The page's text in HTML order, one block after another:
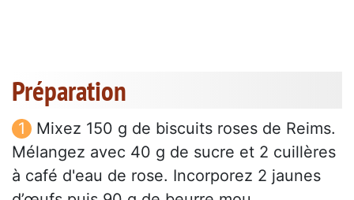
Préparation
Mixez 150 g de biscuits roses de Reims.
Mélangez avec 40 g de sucre et 2 cuillères
à café d'eau de rose. Incorporez 2 jaunes